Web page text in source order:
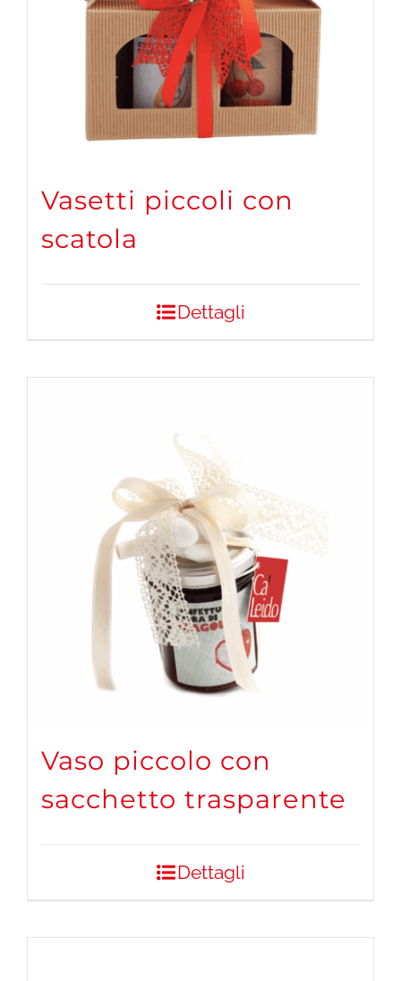
Vasetti piccoli con
scatola
Dettagli
Vaso piccolo con
sacchetto trasparente
Dettagli